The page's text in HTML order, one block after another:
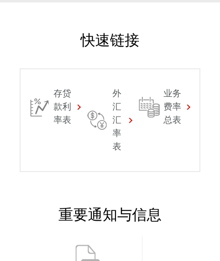
快速链接
存贷
款利
率表
外
汇
汇
率
表
业务
费率
总表
重要通知与信息